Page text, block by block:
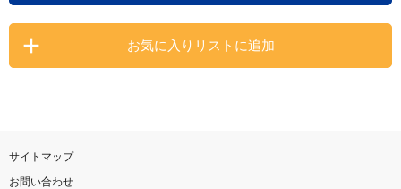
お気に入りリストに追加
サイトマップ
お問い合わせ